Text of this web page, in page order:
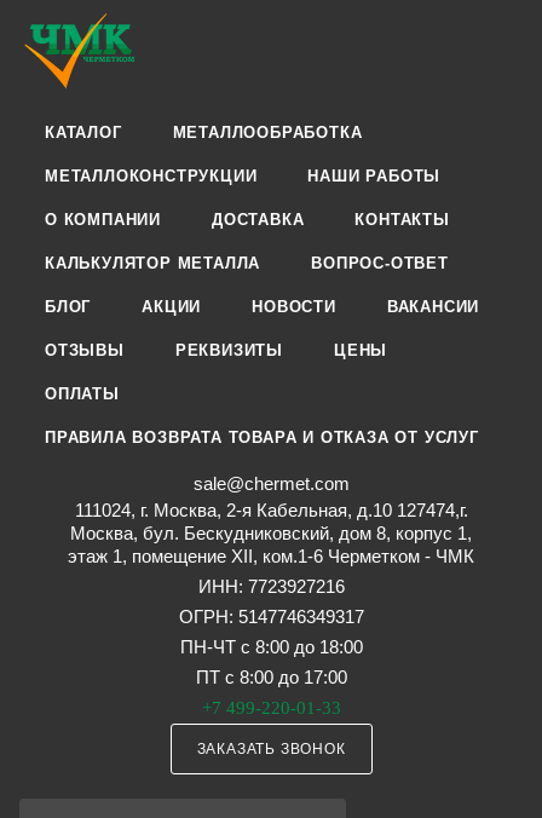
КАТАЛОГ МЕТАЛЛООБРАБОТКА
МЕТАЛЛОКОНСТРУКЦИИ НАШИ РАБОТЫ
О КОМПАНИИ ДОСТАВКА КОНТАКТЫ
КАЛЬКУЛЯТОР МЕТАЛЛА ВОПРОС-ОТВЕТ
БЛОГ АКЦИИ НОВОСТИ ВАКАНСИИ
ОТЗЫВЫ РЕКВИЗИТЫ ЦЕНЫ
ОПЛАТЫ
ПРАВИЛА ВОЗВРАТА ТОВАРА И ОТКАЗА ОТ УСЛУГ
sale@chermet.com
111024, г. Москва, 2-я Кабельная, д.10 127474,г.
Москва, бул. Бескудниковский, дом 8, корпус 1,
этаж 1, помещение XII, ком.1-6 Черметком - ЧМК
ИНН: 7723927216
ОГРН: 5147746349317
ПН-ЧТ с 8:00 до 18:00
ПТ с 8:00 до 17:00
+7 499-220-01-33
ЗАКАЗАТЬ ЗВОНОК